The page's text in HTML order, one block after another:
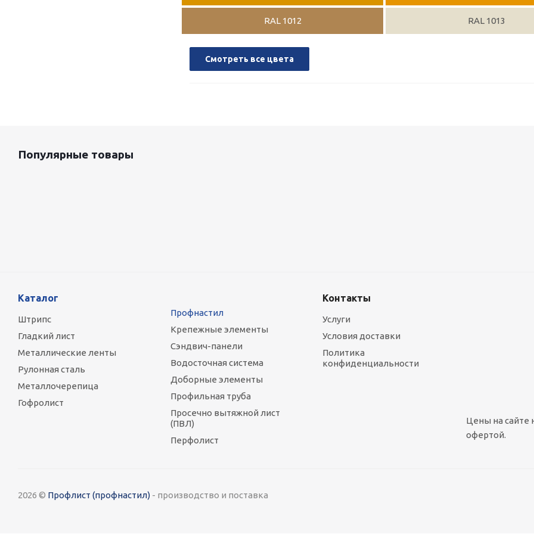
RAL 1012 RAL 1013
Смотреть все цвета
Популярные товары
Каталог
Штрипс
Гладкий лист
Металлические ленты
Рулонная сталь
Металлочерепица
Гофролист
Профнастил
Крепежные элементы
Сэндвич-панели
Водосточная система
Доборные элементы
Профильная труба
Просечно вытяжной лист
(ПВЛ)
Перфолист
Контакты
Услуги
Условия доставки
Политика
конфиденциальности
Цены на сайте
офертой.
2026 © Профлист (профнастил) - производство и поставка